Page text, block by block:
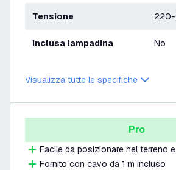
Tensione 220-
Inclusa lampadina No
Visualizza tutte le specifiche
Pro
Facile da posizionare nel terreno
Fornito con cavo da 1 m incluso